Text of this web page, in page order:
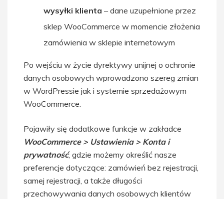
wysyłki klienta – dane uzupełnione przez
sklep WooCommerce w momencie złożenia
zamówienia w sklepie internetowym
Po wejściu w życie dyrektywy unijnej o ochronie
danych osobowych wprowadzono szereg zmian
w WordPressie jak i systemie sprzedażowym
WooCommerce.
Pojawiły się dodatkowe funkcje w zakładce
WooCommerce > Ustawienia > Konta i
prywatność, gdzie możemy określić nasze
preferencje dotyczące: zamówień bez rejestracji,
samej rejestracji, a także długości
przechowywania danych osobowych klientów